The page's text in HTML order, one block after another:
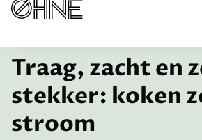
← Inspiratie
​Traag, zacht en
stekker: koken
stroom